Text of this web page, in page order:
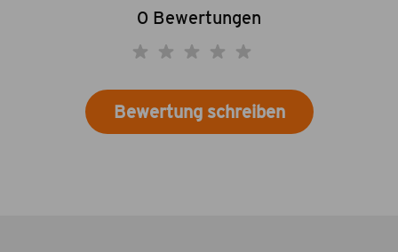
0 Bewertungen
Bewertung schreiben